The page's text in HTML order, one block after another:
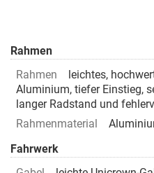
Rahmen
Rahmen
leichtes,
Aluminium, tiefer Einstieg,
langer Radstand und
Rahmenmaterial
Fahrwerk